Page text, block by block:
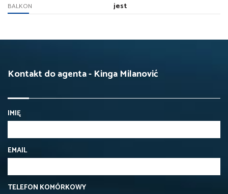
BALKON jest
Kontakt do agenta - Kinga Milanović
IMIĘ
EMAIL
TELEFON KOMÓRKOWY